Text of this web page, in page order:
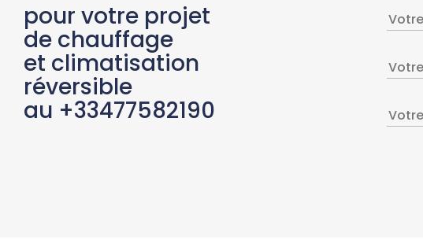
pour votre projet
de chauffage
et climatisation
réversible
au +33477582190